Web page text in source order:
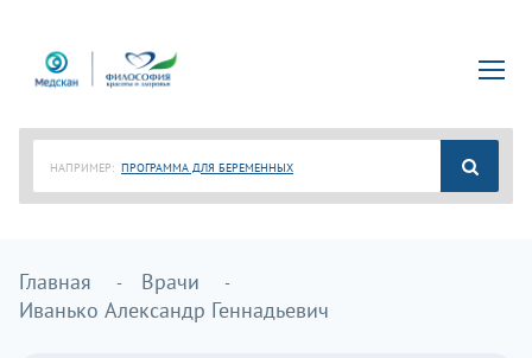
НАПРИМЕР: ПРОГРАММА ДЛЯ БЕРЕМЕННЫХ
Главная
Врачи
Иванько Александр Геннадьевич